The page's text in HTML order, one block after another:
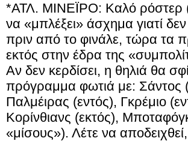
*ΑΤΛ. ΜΙΝΕΪΡΟ: Καλό ρόστερ
να «μπλέξει» άσχημα γιατί
πριν από το φινάλε, τώρα τα
εκτός στην έδρα της
Αν δεν κερδίσει, η θηλιά θα
πρόγραμμα φωτιά με: Σάντος
Παλμέιρας (εντός), Γκρέμιο
Κορίνθιανς (εκτός),
«μίσους»). Λέτε να